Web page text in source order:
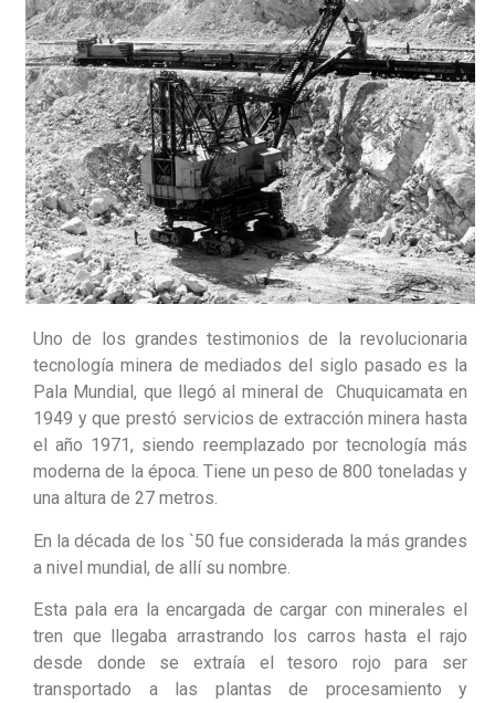
Uno de los grandes testimonios de la revolucionaria
tecnología minera de mediados del siglo pasado es la
Pala Mundial, que llegó al mineral de Chuquicamata en
1949 y que prestó servicios de extracción minera hasta
el año 1971, siendo reemplazado por tecnología más
moderna de la época. Tiene un peso de 800 toneladas y
una altura de 27 metros.
En la década de los `50 fue considerada la más grandes
a nivel mundial, de allí su nombre.
Esta pala era la encargada de cargar con minerales el
tren que llegaba arrastrando los carros hasta el rajo
desde donde se extraía el tesoro rojo para ser
transportado a las plantas de procesamiento y